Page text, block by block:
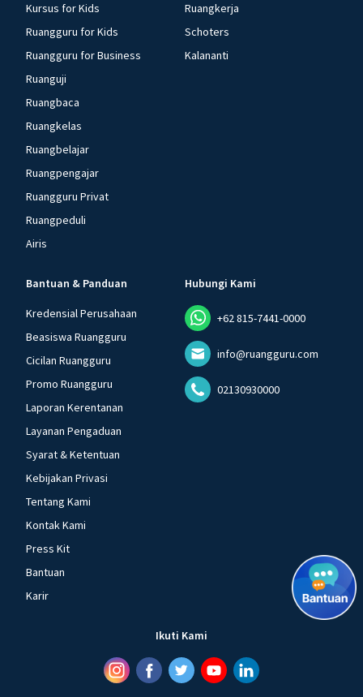
Kursus for Kids
Ruangguru for Kids
Ruangguru for Business
Ruanguji
Ruangbaca
Ruangkelas
Ruangbelajar
Ruangpengajar
Ruangguru Privat
Ruangpeduli
Airis
Ruangkerja
Schoters
Kalananti
Bantuan & Panduan
Kredensial Perusahaan
Beasiswa Ruangguru
Cicilan Ruangguru
Promo Ruangguru
Laporan Kerentanan
Layanan Pengaduan
Syarat & Ketentuan
Kebijakan Privasi
Tentang Kami
Kontak Kami
Press Kit
Bantuan
Karir
Hubungi Kami
+62 815-7441-0000
info@ruangguru.com
02130930000
Ikuti Kami